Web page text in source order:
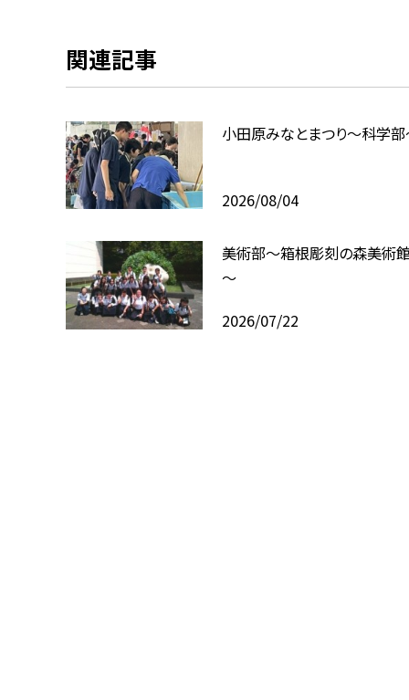
関連記事
小田原みなとまつり～科学
2026/08/04
美術部～箱根彫刻の森美術
～
2026/07/22